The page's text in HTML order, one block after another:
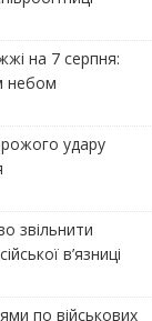
на 7 серпня:
небом
удару
звільнити
в’язниці
по військових